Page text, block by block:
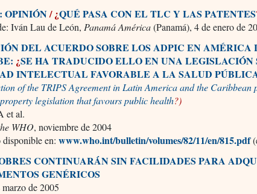
OPINIÓN/ ¿QUÉ PASA CON EL TLC Y LAS PATENTES
Iván Lau de León, Panamá América(Panamá), 4 de enero de
DEL ACUERDO SOBRE LOS ADPIC EN AMÉRICA
¿SE HA TRADUCIDO ELLO EN UNA LEGISLACIÓN
INTELECTUAL FAVORABLE A LA SALUD
of the TRIPS Agreement in Latin America and the Caribbean
legislation that favours public health?)
et al.
WHO, noviembre de 2004
disponible en:www.who.int/bulletin/volumes/82/11/en/815.pdf
CONTINUARÁN SIN FACILIDADES PARA
GENÉRICOS
de 2005